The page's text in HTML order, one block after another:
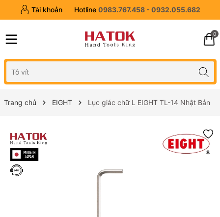
Tài khoản Hotline 0983.767.458 - 0932.055.682
0
Trang chủ EIGHT Lục giác chữ L EIGHT TL-14 Nhật Bản